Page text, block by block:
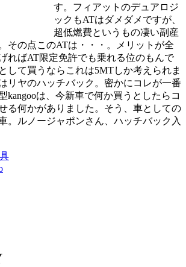
す。フィアットのデュアロジ
ックもATはダメダメですが、
超低燃費というもの凄い副産
その点このATは・・・。メリットが全
ればAT限定免許でも乗れる位のもんで
して買うならこれは5MTしか考えられま
リヤのハッチバック。密かにコレが一番
kangooは、今新車で何か買うとしたらコ
る何かがありました。そう、車としての
。ルノージャポンさん、ハッチバック入